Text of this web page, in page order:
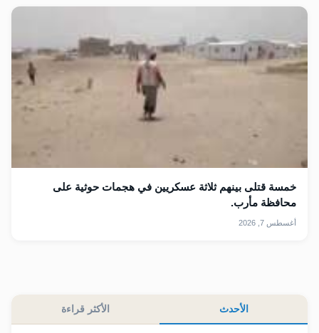
خمسة قتلى بينهم ثلاثة عسكريين في هجمات حوثية على
محافظة مأرب.
أغسطس 7, 2026
الأحدث الأكثر قراءة